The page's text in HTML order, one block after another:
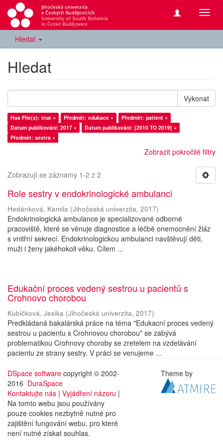
Hledat
Hledat
Vykonat
Has File(s): true × Předmět: edukace ×
Předmět: patient ×
Datum publikování: 2017 ×
Datum publikování: [2010 TO 2019] ×
Předmět: sestra ×
Zobrazit pokročilé filtry
Zobrazují se záznamy 1-2 z 2
Role sestry v endokrinologické ambulanci
Hedánková, Kamila (Jihočeská univerzita, 2017)
Endokrinologická ambulance je specializované odborné
pracoviště, které se věnuje diagnostice a léčbě onemocnění žláz
s vnitřní sekrecí. Endokrinologickou ambulanci navštěvují děti,
muži i ženy jakéhokoli věku. Cílem ...
Edukační proces vedený sestrou u pacientů s
Crohnovo chorobou
Kubičková, Jesika (Jihočeská univerzita, 2017)
Predkládaná bakalárská práce na téma "Edukacní proces vedený
sestrou u pacientu s Crohnovou chorobou" se zabývá
problematikou Crohnovy choroby se zretelem na vzdelávání
pacientu ze strany sestry. V práci se venujeme ...
DSpace software copyright © 2002-
2016 DuraSpace
Kontaktujte nás | Vyjádření názoru |
Na tomto webu jsou používány
pouze cookies nezbytně nutné pro
zajištění fungování webu, pro které
není nutné získat souhlas.
Theme by